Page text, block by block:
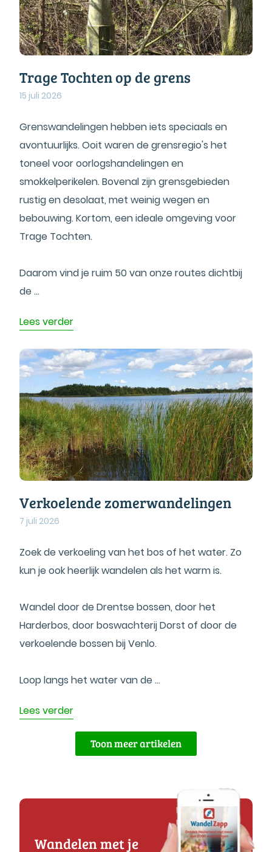
Trage Tochten op de grens
15 juli 2026
Grenswandelingen hebben iets speciaals en
avontuurlijks. Ooit waren de grensregio's het
toneel voor oorlogshandelingen en
smokkelperikelen. Bovenal zijn grensgebieden
rustig en desolaat, met weinig wegen en
bebouwing. Kortom, een ideale omgeving voor
Trage Tochten.
Daarom vind je ruim 50 van onze routes dichtbij
de ...
Lees verder
Verkoelende zomerwandelingen
7 juli 2026
Zoek de verkoeling van het bos of het water. Zo
kun je ook heerlijk wandelen als het warm is.
Wandel door de Drentse bossen, door het
Harderbos, door boswachterij Dorst of door de
verkoelende bossen bij Venlo.
Loop langs het water van de ...
Lees verder
Toon meer artikelen
Wandelen met je